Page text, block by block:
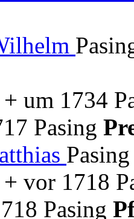
um 1734
Pasing
vor 1718
Pasing